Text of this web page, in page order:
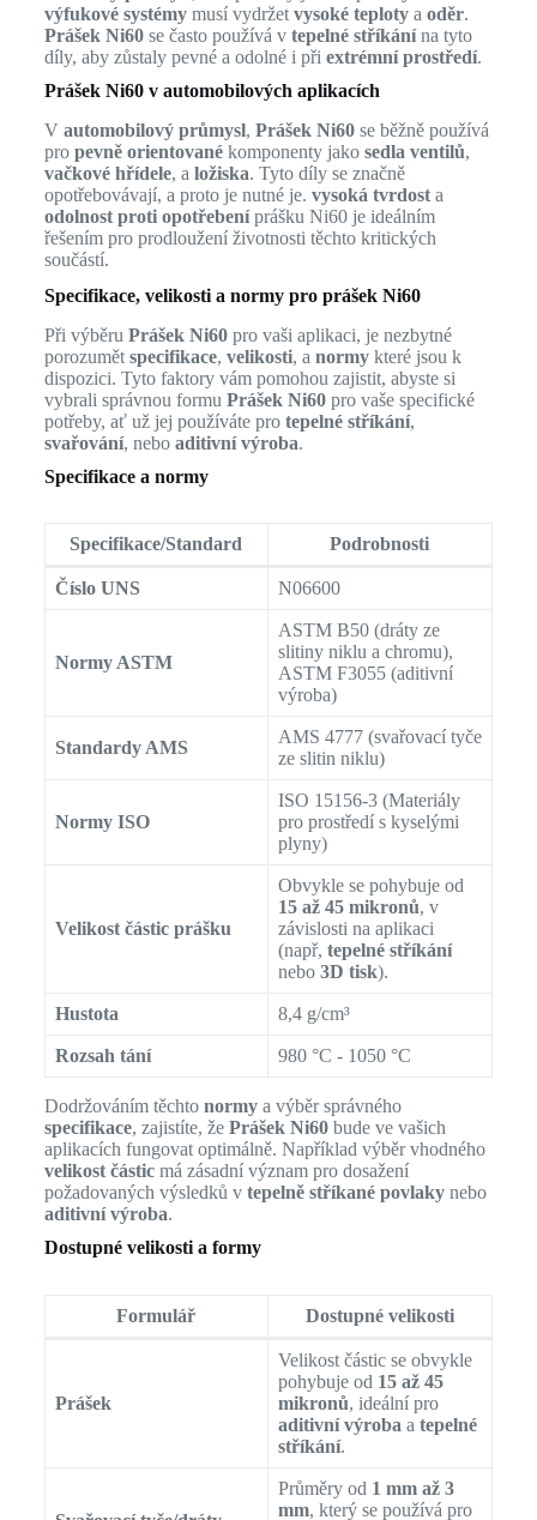
výfukové systémymusí vydržet vysoké teplotya oděr.
Prášek Ni60se často používá v tepelné stříkánína tyto
díly, aby zůstaly pevné a odolné i při extrémní prostředí.
Prášek Ni60 v automobilových aplikacích
V automobilový průmysl, Prášek Ni60se běžně používá
pro pevně orientovanékomponenty jako sedla ventilů,
vačkové hřídele, a ložiska. Tyto díly se značně
opotřebovávají, a proto je nutné je. vysoká tvrdosta
odolnost proti opotřebeníprášku Ni60 je ideálním
řešením pro prodloužení životnosti těchto kritických
součástí.
Specifikace, velikosti a normy pro prášek Ni60
Při výběru Prášek Ni60pro vaši aplikaci, je nezbytné
porozumět specifikace, velikosti, a normykteré jsou k
dispozici. Tyto faktory vám pomohou zajistit, abyste si
vybrali správnou formu Prášek Ni60pro vaše specifické
potřeby, ať už jej používáte pro tepelné stříkání,
svařování, nebo aditivní výroba.
Specifikace a normy
Specifikace/Standard Podrobnosti
Číslo UNS N06600
Normy ASTM
ASTM B50 (dráty ze
slitiny niklu a chromu),
ASTM F3055 (aditivní
výroba)
Standardy AMS
AMS 4777 (svařovací tyče
ze slitin niklu)
Normy ISO
ISO 15156-3 (Materiály
pro prostředí s kyselými
plyny)
Velikost částic prášku
Obvykle se pohybuje od
15 až 45 mikronů, v
závislosti na aplikaci
(např, tepelné stříkání
nebo 3D tisk).
Hustota 8,4 g/cm³
Rozsah tání 980 °C - 1050 °C
Dodržováním těchto normya výběr správného
specifikace, zajistíte, že Prášek Ni60bude ve vašich
aplikacích fungovat optimálně. Například výběr vhodného
velikost částicmá zásadní význam pro dosažení
požadovaných výsledků v tepelně stříkané povlakynebo
aditivní výroba.
Dostupné velikosti a formy
Formulář Dostupné velikosti
Prášek
Velikost částic se obvykle
pohybuje od 15 až 45
mikronů, ideální pro
aditivní výroba a tepelné
stříkání.
Průměry od 1 mm až 3
mm, který se používá pro